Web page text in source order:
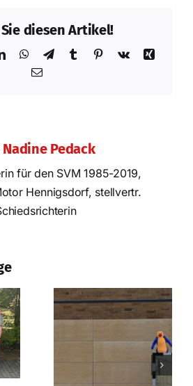
diesen Artikel!
LinkedInWhatsApp
TelegramTumblrPinterestVk
Xing
E-
Nadine Pedack
für den SVM 1985-2019,
Hennigsdorf, stellvertr.
Nach der
Saison ist vor